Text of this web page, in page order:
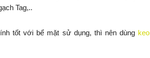
Tag,..
tốt với bể mặt sử dụng, thì nên dùng keo